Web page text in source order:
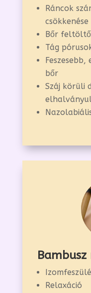
Ráncok
csökkenése
Bőr
Tág
bőr
Száj körüli
Bambusz
Relaxáció